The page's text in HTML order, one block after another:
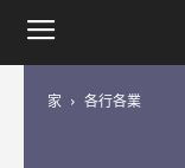
家 各行各業